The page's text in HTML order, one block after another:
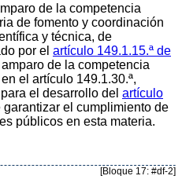
de la competencia
de fomento y coordinación
y técnica, de
por el artículo 149.1.15.ª de
de la competencia
el artículo 149.1.30.ª,
el desarrollo del artículo
garantizar el cumplimiento de
públicos en esta materia.
[Bloque 17: #df-2]